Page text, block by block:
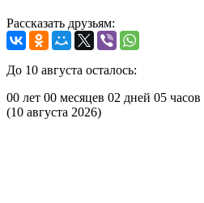
Рассказать друзьям:
До 10 августа осталось:
00 лет 00 месяцев 02 дней 05 часов
(10 августа 2026)